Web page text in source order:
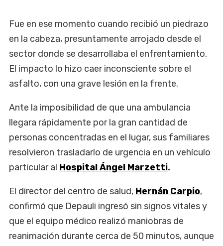
Fue en ese momento cuando recibió un piedrazo
en la cabeza, presuntamente arrojado desde el
sector donde se desarrollaba el enfrentamiento.
El impacto lo hizo caer inconsciente sobre el
asfalto, con una grave lesión en la frente.
Ante la imposibilidad de que una ambulancia
llegara rápidamente por la gran cantidad de
personas concentradas en el lugar, sus familiares
resolvieron trasladarlo de urgencia en un vehículo
particular al Hospital Ángel Marzetti.
El director del centro de salud, Hernán Carpio,
confirmó que Depauli ingresó sin signos vitales y
que el equipo médico realizó maniobras de
reanimación durante cerca de 50 minutos, aunque